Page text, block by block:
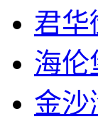
君华
海伦
金沙